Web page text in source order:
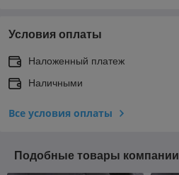
Условия оплаты
Наложенный платеж
Наличными
Все условия оплаты
Подобные товары компании